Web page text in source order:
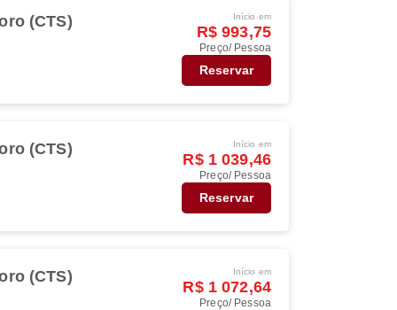
(CTS) Início em
R$ 993,75
Preço/ Pessoa
Reservar
(CTS) Início em
R$ 1 039,46
Preço/ Pessoa
Reservar
(CTS) Início em
R$ 1 072,64
Preço/ Pessoa